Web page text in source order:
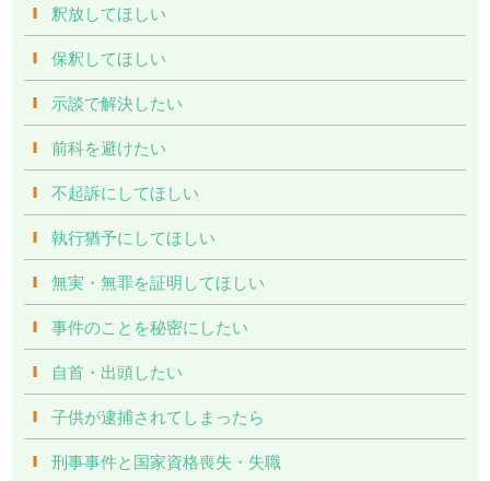
釈放してほしい
保釈してほしい
示談で解決したい
前科を避けたい
不起訴にしてほしい
執行猶予にしてほしい
無実・無罪を証明してほしい
事件のことを秘密にしたい
自首・出頭したい
子供が逮捕されてしまったら
刑事事件と国家資格喪失・失職